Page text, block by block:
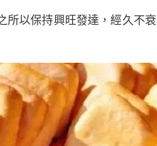
所以保持興旺發達，經久不